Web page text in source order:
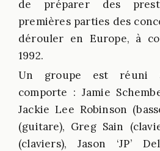
de préparer des
premières parties des
dérouler en Europe, à
1992.
Un groupe est réuni
comporte : Jamie
Jackie Lee Robinson
(guitare), Greg Sain
(claviers), Jason ‘JP’